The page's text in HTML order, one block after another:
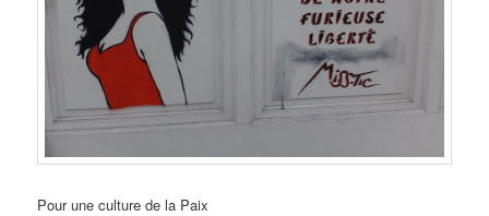
Pour une culture de la Paix